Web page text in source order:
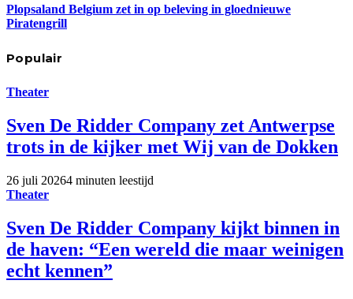
Plopsaland Belgium zet in op beleving in gloednieuwe
Piratengrill
Populair
Theater
Sven De Ridder Company zet Antwerpse
trots in de kijker met Wij van de Dokken
26 juli 20264 minuten leestijd
Theater
Sven De Ridder Company kijkt binnen in
de haven: “Een wereld die maar weinigen
echt kennen”